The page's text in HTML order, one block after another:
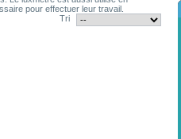
pour effectuer leur travail.
Tri